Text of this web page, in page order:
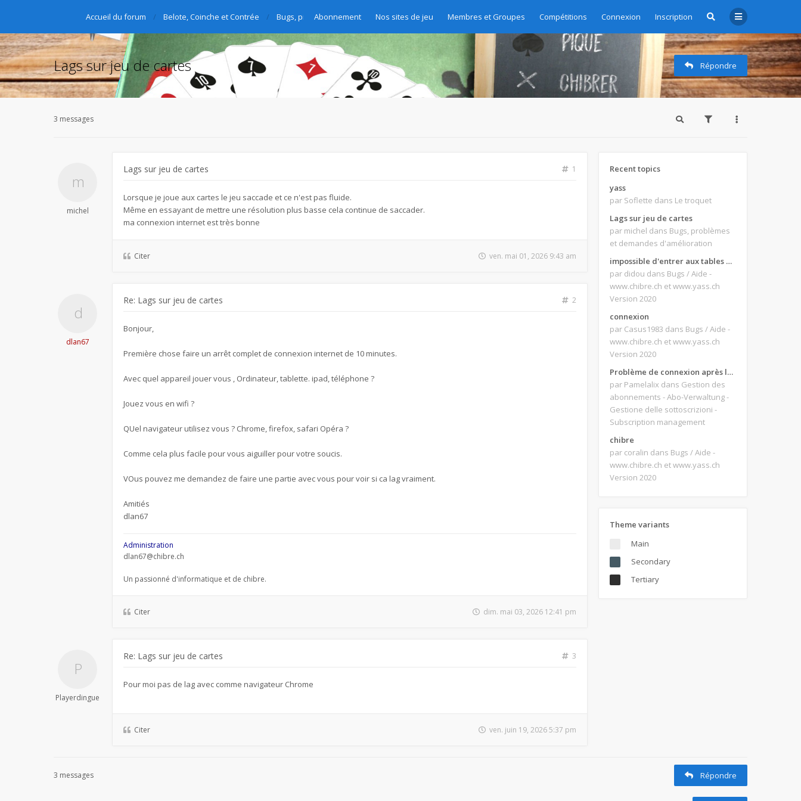
Abonnement Nos sites de jeu Membres et Groupes Compétitions Connexion Inscription
Accueil du forum Belote, Coinche et Contrée Bugs, problèmes et demandes d'amélioration
Lags sur jeu de cartes Répondre
3 messages
michel
Lags sur jeu de cartes 1
Lorsque je joue aux cartes le jeu saccade et ce n'est pas fluide.
Même en essayant de mettre une résolution plus basse cela continue de saccader.
ma connexion internet est très bonne
Citer ven. mai 01, 2026 9:43 am
dlan67
Re: Lags sur jeu de cartes 2
Bonjour,
Première chose faire un arrêt complet de connexion internet de 10 minutes.
Avec quel appareil jouer vous , Ordinateur, tablette. ipad, téléphone ?
Jouez vous en wifi ?
QUel navigateur utilisez vous ? Chrome, firefox, safari Opéra ?
Comme cela plus facile pour vous aiguiller pour votre soucis.
VOus pouvez me demandez de faire une partie avec vous pour voir si ca lag vraiment.
Amitiés
dlan67
Administration
dlan67@chibre.ch
Un passionné d'informatique et de chibre.
Citer dim. mai 03, 2026 12:41 pm
Playerdingue
Re: Lags sur jeu de cartes 3
Pour moi pas de lag avec comme navigateur Chrome
Citer ven. juin 19, 2026 5:37 pm
Recent topics
yass
par Soflette dans Le troquet
Lags sur jeu de cartes
par michel dans Bugs, problèmes
et demandes d'amélioration
impossible d'entrer aux tables de jeux
par didou dans Bugs / Aide -
www.chibre.ch et www.yass.ch
Version 2020
connexion
par Casus1983 dans Bugs / Aide -
www.chibre.ch et www.yass.ch
Version 2020
Problème de connexion après le changement d'adresse e-mail.
par Pamelalix dans Gestion des
abonnements - Abo-Verwaltung -
Gestione delle sottoscrizioni -
Subscription management
chibre
par coralin dans Bugs / Aide -
www.chibre.ch et www.yass.ch
Version 2020
Theme variants
Main
Secondary
Tertiary
3 messages Répondre